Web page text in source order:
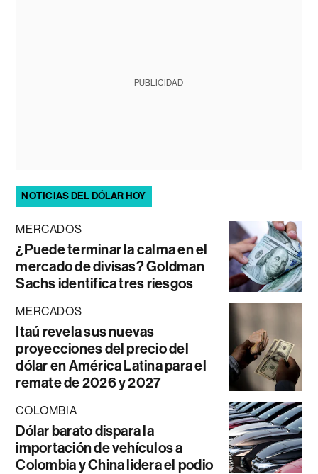
PUBLICIDAD
NOTICIAS DEL DÓLAR HOY
MERCADOS
¿Puede terminar la calma en el
mercado de divisas? Goldman
Sachs identifica tres riesgos
MERCADOS
Itaú revela sus nuevas
proyecciones del precio del
dólar en América Latina para el
remate de 2026 y 2027
COLOMBIA
Dólar barato dispara la
importación de vehículos a
Colombia y China lidera el podio